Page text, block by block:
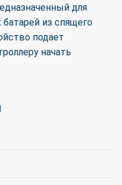
для
из спящего
подает
начать